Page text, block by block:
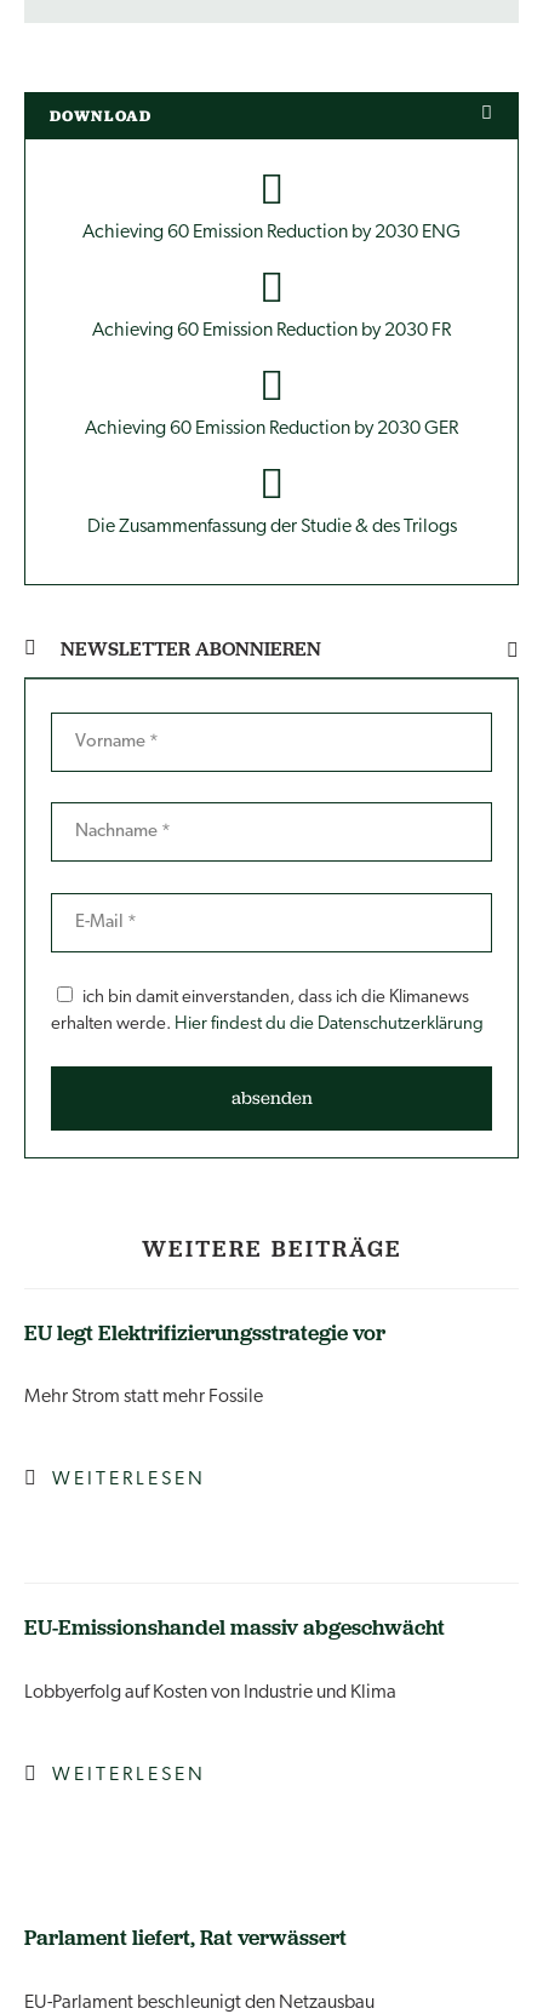
DOWNLOAD
Achieving 60 Emission Reduction by 2030 ENG
Achieving 60 Emission Reduction by 2030 FR
Achieving 60 Emission Reduction by 2030 GER
Die Zusammenfassung der Studie & des Trilogs
NEWSLETTER ABONNIEREN
ich bin damit einverstanden, dass ich die Klimanews
erhalten werde. Hier findest du die Datenschutzerklärung
WEITERE BEITRÄGE
EU legt Elektrifizierungsstrategie vor
Mehr Strom statt mehr Fossile
WEITERLESEN
EU-Emissionshandel massiv abgeschwächt
Lobbyerfolg auf Kosten von Industrie und Klima
WEITERLESEN
Parlament liefert, Rat verwässert
EU-Parlament beschleunigt den Netzausbau